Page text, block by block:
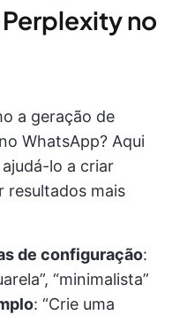
no
a geração de
WhatsApp? Aqui
lo a criar
resultados mais
de configuração:
“minimalista”
: “Crie uma